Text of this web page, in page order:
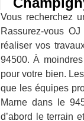
Vous recherchez
Rassurez-vous
réaliser vos
94500. À
pour votre bien.
que les équipes
Marne dans le
d’abord le terrain